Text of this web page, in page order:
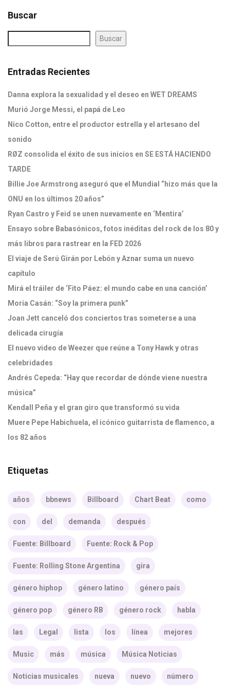
Buscar
Buscar
Entradas Recientes
Danna explora la sexualidad y el deseo en WET DREAMS
Murió Jorge Messi, el papá de Leo
Nico Cotton, entre el productor estrella y el artesano del
sonido
RØZ consolida el éxito de sus inicios en SE ESTÁ HACIENDO
TARDE
Billie Joe Armstrong aseguró que el Mundial “hizo más que la
ONU en los últimos 20 años”
Ryan Castro y Feid se unen nuevamente en ‘Mentira’
Ensayo sobre Babasónicos, fotos inéditas del rock de los 80 y
más libros para rastrear en la FED 2026
El viaje de Serú Girán por Lebón y Aznar suma un nuevo
capítulo
Mirá el tráiler de ‘Fito Páez: el mundo cabe en una canción’
Moria Casán: “Soy la primera punk”
Joan Jett canceló dos conciertos tras someterse a una
delicada cirugía
El nuevo video de Weezer que reúne a Tony Hawk y otras
celebridades
Andrés Cepeda: “Hay que recordar de dónde viene nuestra
música”
Kendall Peña y el gran giro que transformó su vida
Muere Pepe Habichuela, el icónico guitarrista de flamenco, a
los 82 años
Etiquetas
años bbnews Billboard Chart Beat como
con del demanda después
Fuente: Billboard Fuente: Rock & Pop
Fuente: Rolling Stone Argentina gira
género hiphop género latino género país
género pop género RB género rock habla
las Legal lista los línea mejores
Music más música Música Noticias
Noticias musicales nueva nuevo número